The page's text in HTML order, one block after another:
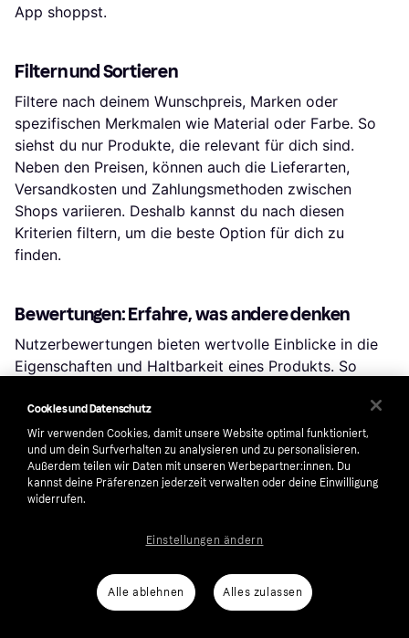
App shoppst.
Filtern und Sortieren
Filtere nach deinem Wunschpreis, Marken oder
spezifischen Merkmalen wie Material oder Farbe. So
siehst du nur Produkte, die relevant für dich sind.
Neben den Preisen, können auch die Lieferarten,
Versandkosten und Zahlungsmethoden zwischen
Shops variieren. Deshalb kannst du nach diesen
Kriterien filtern, um die beste Option für dich zu
finden.
Bewertungen: Erfahre, was andere denken
Nutzerbewertungen bieten wertvolle Einblicke in die
Eigenschaften und Haltbarkeit eines Produkts. So
einschätzen.
Preisentwicklung: Prüfe dein Schnäppchen
Um sicherzustellen, dass dein Kauf ein guter Deal ist,
Verlauf über den letzten Monat oder einen längeren
eine bestimmte Filiale zu sehen.
Cookies und Datenschutz
Wir verwenden Cookies, damit unsere Website optimal funktioniert,
und um dein Surfverhalten zu analysieren und zu personalisieren.
Außerdem teilen wir Daten mit unseren Werbepartner:innen. Du
kannst deine Präferenzen jederzeit verwalten oder deine Einwilligung
widerrufen.
Alle ablehnen Alles zulassen
Einstellungen ändern